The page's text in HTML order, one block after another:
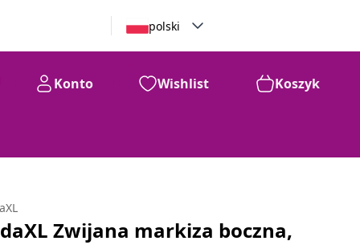
polski
Konto Wishlist Koszyk
Zwijana markiza boczna,